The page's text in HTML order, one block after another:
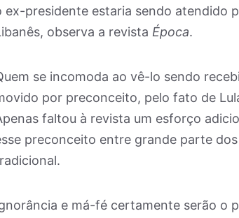
ex-presidente estaria sendo atendido
observa a revista Época.
se incomoda ao vê-lo sendo
por preconceito, pelo fato de
faltou à revista um esforço
preconceito entre grande parte
e má-fé certamente serão o